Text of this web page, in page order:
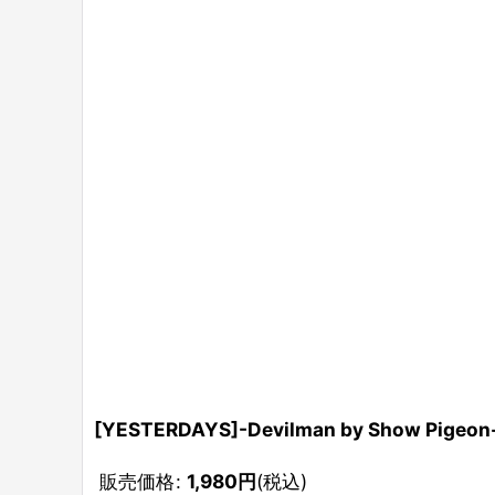
[YESTERDAYS]-Devilman by Show
販売価格: 1,980円(税込)